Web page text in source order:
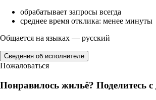
обрабатывает запросы всегда
среднее время отклика: менее минуты
Общается на языках — русский
Сведения об исполнителе
Пожаловаться
Понравилось жильё? Поделитесь с